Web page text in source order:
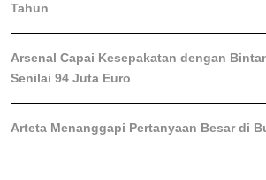
Tahun
Arsenal Capai Kesepakatan dengan
Senilai 94 Juta Euro
Arteta Menanggapi Pertanyaan Besar di